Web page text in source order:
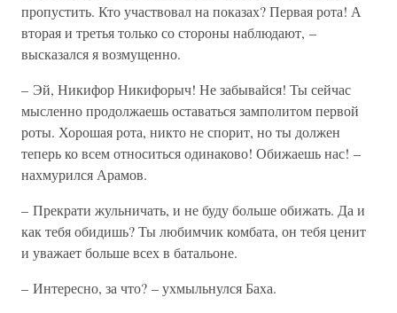
пропустить. Кто участвовал на показах? Первая рота! А
вторая и третья только со стороны наблюдают, –
высказался я возмущенно.
– Эй, Никифор Никифорыч! Не забывайся! Ты сейчас
мысленно продолжаешь оставаться замполитом первой
роты. Хорошая рота, никто не спорит, но ты должен
теперь ко всем относиться одинаково! Обижаешь нас! –
нахмурился Арамов.
– Прекрати жульничать, и не буду больше обижать. Да и
как тебя обидишь? Ты любимчик комбата, он тебя ценит
и уважает больше всех в батальоне.
– Интересно, за что? – ухмыльнулся Баха.